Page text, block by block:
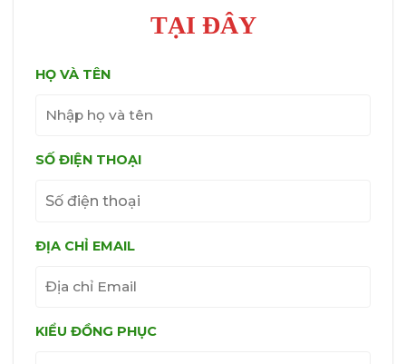
TẠI ĐÂY
HỌ VÀ TÊN
SỐ ĐIỆN THOẠI
ĐỊA CHỈ EMAIL
KIỂU ĐỒNG PHỤC